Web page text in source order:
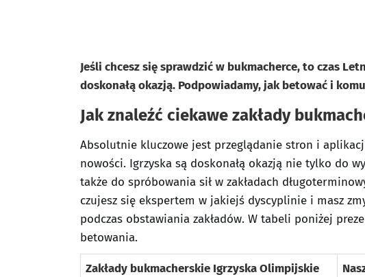
Jeśli chcesz się sprawdzić w bukmacherce, to czas
doskonałą okazją. Podpowiadamy, jak betować i
Jak znaleźć ciekawe zakłady
Absolutnie kluczowe jest przeglądanie stron i
nowości. Igrzyska są doskonałą okazją nie tylko do
także do spróbowania sił w zakładach
czujesz się ekspertem w jakiejś dyscyplinie i masz
podczas obstawiania zakładów. W tabeli poniżej
betowania.
Zakłady bukmacherskie Igrzyska Olimpijskie